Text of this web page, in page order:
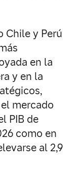
Chile y Perú
en la
y en la
mercado
PIB de
como en
al 2,9